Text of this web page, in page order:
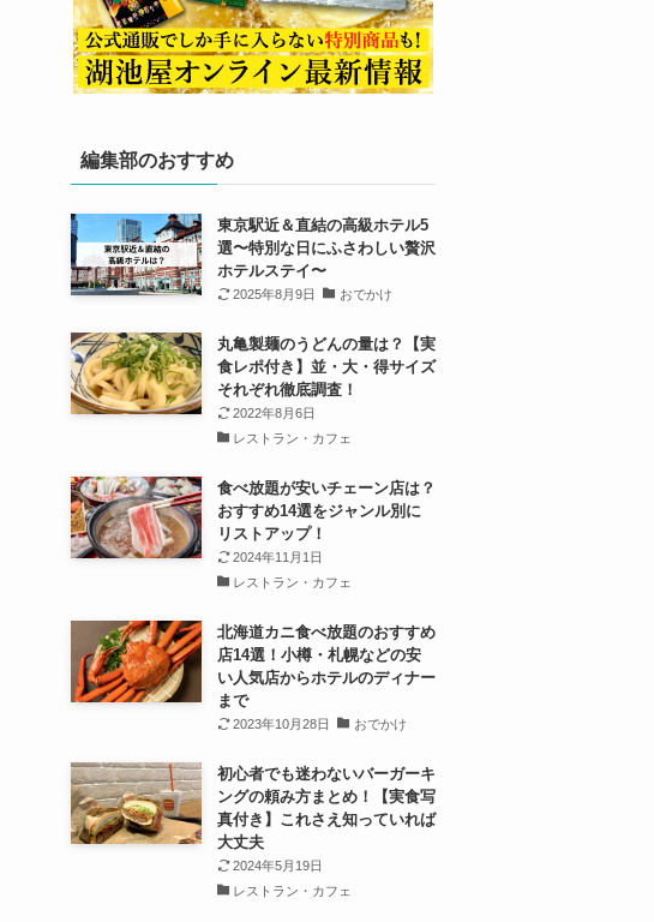
編集部のおすすめ
東京駅近＆直結の高級ホテル5
選〜特別な日にふさわしい贅沢
ホテルステイ〜
2025年8月9日 おでかけ
丸亀製麺のうどんの量は？【実
食レポ付き】並・大・得サイズ
それぞれ徹底調査！
2022年8月6日
レストラン・カフェ
食べ放題が安いチェーン店は？
おすすめ14選をジャンル別に
リストアップ！
2024年11月1日
レストラン・カフェ
北海道カニ食べ放題のおすすめ
店14選！小樽・札幌などの安
い人気店からホテルのディナー
まで
2023年10月28日 おでかけ
初心者でも迷わないバーガーキ
ングの頼み方まとめ！【実食写
真付き】これさえ知っていれば
大丈夫
2024年5月19日
レストラン・カフェ